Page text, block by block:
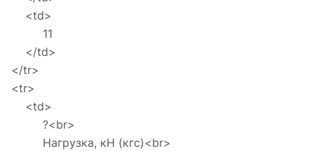
<td>
11
</td>
</tr>
<tr>
<td>
?<br>
Нагрузка, кН (кгс)<br>